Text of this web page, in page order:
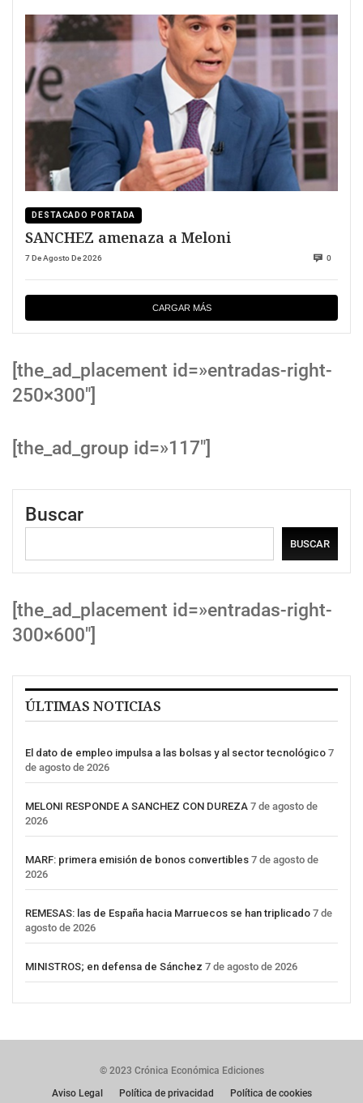
DESTACADO PORTADA
SANCHEZ amenaza a Meloni
7 De Agosto De 2026 0
CARGAR MÁS
[the_ad_placement id=»entradas-right-
250×300″]
[the_ad_group id=»117″]
Buscar
BUSCAR
[the_ad_placement id=»entradas-right-
300×600″]
ÚLTIMAS NOTICIAS
El dato de empleo impulsa a las bolsas y al sector tecnológico 7
de agosto de 2026
MELONI RESPONDE A SANCHEZ CON DUREZA 7 de agosto de
2026
MARF: primera emisión de bonos convertibles 7 de agosto de
2026
REMESAS: las de España hacia Marruecos se han triplicado 7 de
agosto de 2026
MINISTROS; en defensa de Sánchez 7 de agosto de 2026
© 2023 Crónica Económica Ediciones
Aviso Legal
Política de privacidad Política de cookies